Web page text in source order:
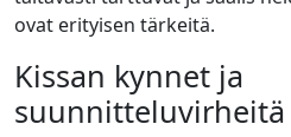
ovat erityisen tärkeitä.
Kissan kynnet ja
suunnitteluvirheitä